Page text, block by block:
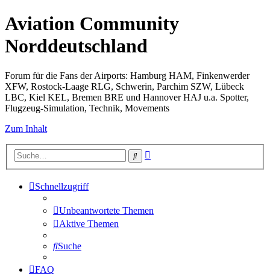
Aviation Community
Norddeutschland
Forum für die Fans der Airports: Hamburg HAM, Finkenwerder
XFW, Rostock-Laage RLG, Schwerin, Parchim SZW, Lübeck
LBC, Kiel KEL, Bremen BRE und Hannover HAJ u.a. Spotter,
Flugzeug-Simulation, Technik, Movements
Zum Inhalt
Suche
Schnellzugriff
Unbeantwortete Themen
Aktive Themen
Suche
FAQ